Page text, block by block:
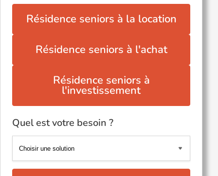
Résidence seniors à la location
Résidence seniors à l'achat
Résidence seniors à
l'investissement
Quel est votre besoin ?